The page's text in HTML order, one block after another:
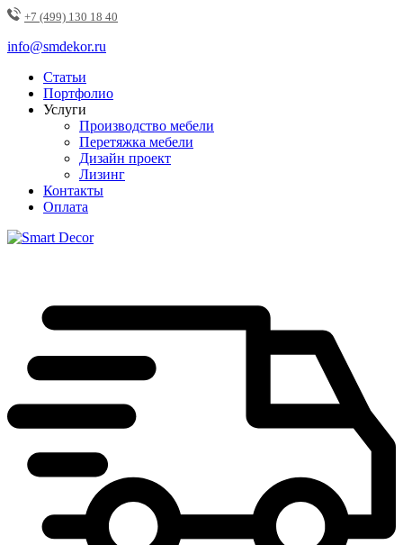
+7 (499) 130 18 40
info@smdekor.ru
Статьи
Портфолио
Услуги
Производство мебели
Перетяжка мебели
Дизайн проект
Лизинг
Контакты
Оплата